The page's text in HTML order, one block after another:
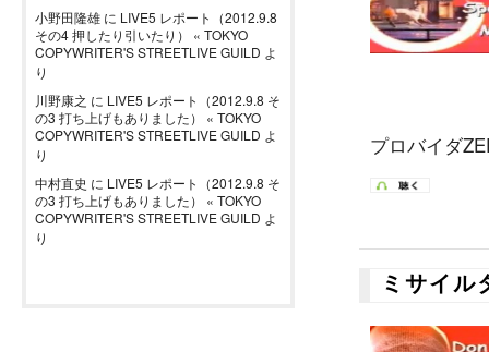
小野田隆雄 に LIVE5 レポート（2012.9.8
その4 押したり引いたり） « TOKYO
COPYWRITER'S STREETLIVE GUILD よ
り
川野康之 に LIVE5 レポート（2012.9.8 そ
の3 打ち上げもありました） « TOKYO
COPYWRITER'S STREETLIVE GUILD よ
り
中村直史 に LIVE5 レポート（2012.9.8 そ
の3 打ち上げもありました） « TOKYO
COPYWRITER'S STREETLIVE GUILD よ
り
プロバイダ
ミサイ